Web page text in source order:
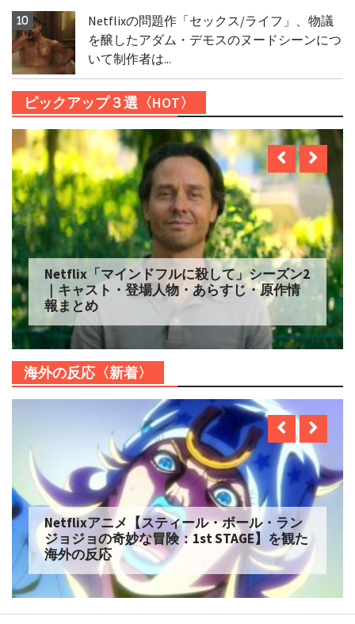
Netflixの問題作「セックス/ライフ」、物議
を醸したアダム・デモスのヌードシーンにつ
いて制作者は...
ピックアップ３選〈HOT〉
Netflix「マインドフルに殺して」シーズン2
｜キャスト・登場人物・あらすじ・原作情
報まとめ
海外の反応〈新着〉
Netflixアニメ【スティール・ボール・ラン
ジョジョの奇妙な冒険：1st STAGE】を観た
海外の反応